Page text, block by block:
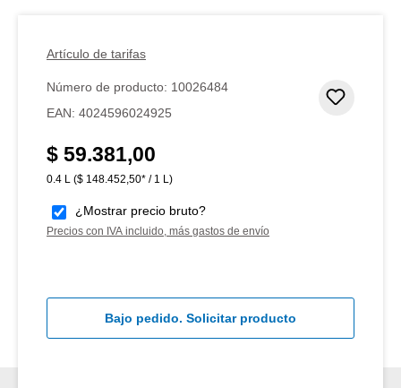
Artículo de tarifas
Número de producto: 10026484
EAN: 4024596024925
Precio normal:
$ 59.381,00
0.4 L ($ 148.452,50* / 1 L)
¿Mostrar precio bruto?
Precios con IVA incluido, más gastos de envío
Bajo pedido. Solicitar producto